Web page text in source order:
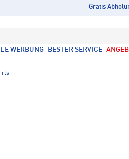
Gratis
WERBUNG BESTER SERVICE